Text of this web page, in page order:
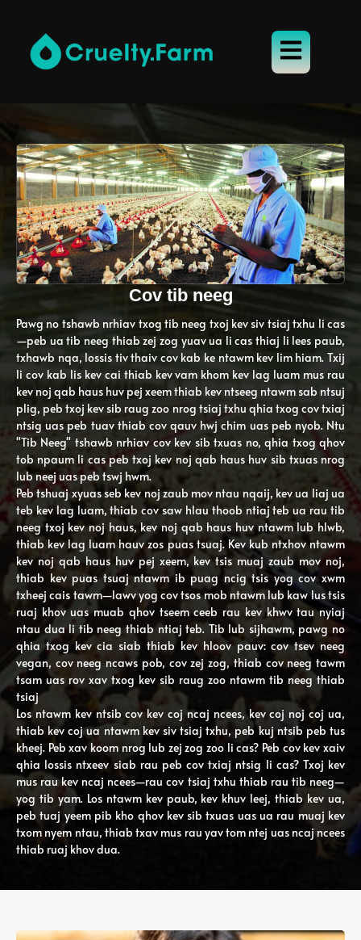
Cov tib neeg
Pawg no tshawb nrhiav txog tib neeg txoj kev siv tsiaj txhu li cas
—peb ua tib neeg thiab zej zog yuav ua li cas thiaj li lees paub,
txhawb nqa, lossis tiv thaiv cov kab ke ntawm kev lim hiam. Txij
li cov kab lis kev cai thiab kev vam khom kev lag luam mus rau
kev noj qab haus huv pej xeem thiab kev ntseeg ntawm sab ntsuj
plig, peb txoj kev sib raug zoo nrog tsiaj txhu qhia txog cov txiaj
ntsig uas peb tuav thiab cov qauv hwj chim uas peb nyob. Ntu
"Tib Neeg" tshawb nrhiav cov kev sib txuas no, qhia txog qhov
tob npaum li cas peb txoj kev noj qab haus huv sib txuas nrog
lub neej uas peb tswj hwm.
Peb tshuaj xyuas seb kev noj zaub mov ntau nqaij, kev ua liaj ua
teb kev lag luam, thiab cov saw hlau thoob ntiaj teb ua rau tib
neeg txoj kev noj haus, kev noj qab haus huv ntawm lub hlwb,
thiab kev lag luam hauv zos puas tsuaj. Kev kub ntxhov ntawm
kev noj qab haus huv pej xeem, kev tsis muaj zaub mov noj,
thiab kev puas tsuaj ntawm ib puag ncig tsis yog cov xwm
txheej cais tawm—lawv yog cov tsos mob ntawm lub kaw lus tsis
ruaj khov uas muab qhov tseem ceeb rau kev khwv tau nyiaj
ntau dua li tib neeg thiab ntiaj teb. Tib lub sijhawm, pawg no
qhia txog kev cia siab thiab kev hloov pauv: cov tsev neeg
vegan, cov neeg ncaws pob, cov zej zog, thiab cov neeg tawm
tsam uas rov xav txog kev sib raug zoo ntawm tib neeg thiab
tsiaj
Los ntawm kev ntsib cov kev coj ncaj ncees, kev coj noj coj ua,
thiab kev coj ua ntawm kev siv tsiaj txhu, peb kuj ntsib peb tus
kheej. Peb xav koom nrog lub zej zog zoo li cas? Peb cov kev xaiv
qhia lossis ntxeev siab rau peb cov txiaj ntsig li cas? Txoj kev
mus rau kev ncaj ncees—rau cov tsiaj txhu thiab rau tib neeg—
yog tib yam. Los ntawm kev paub, kev khuv leej, thiab kev ua,
peb tuaj yeem pib kho qhov kev sib txuas uas ua rau muaj kev
txom nyem ntau, thiab txav mus rau yav tom ntej uas ncaj ncees
thiab ruaj khov dua.